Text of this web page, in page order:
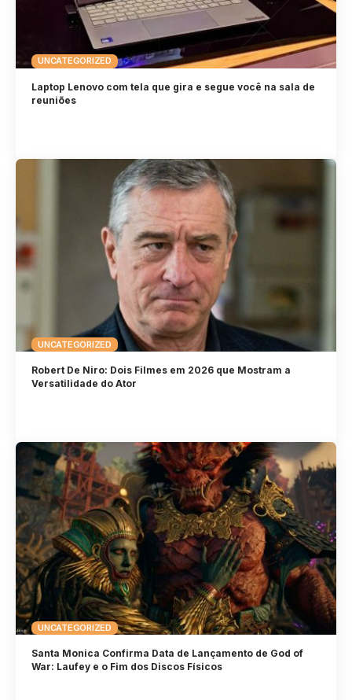
UNCATEGORIZED
Laptop Lenovo com tela que gira e segue você na sala de
reuniões
UNCATEGORIZED
Robert De Niro: Dois Filmes em 2026 que Mostram a
Versatilidade do Ator
UNCATEGORIZED
Santa Monica Confirma Data de Lançamento de God of
War: Laufey e o Fim dos Discos Físicos